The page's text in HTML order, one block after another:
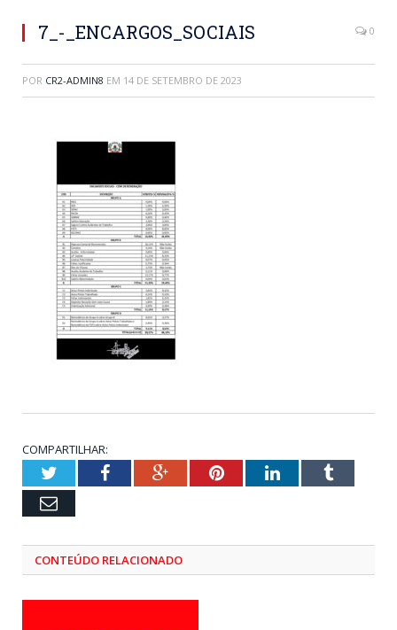
7_-_ENCARGOS_SOCIAIS 0
POR CR2-ADMIN8 EM 14 DE SETEMBRO DE 2023
COMPARTILHAR:
TwitterFacebookGoogle+PinterestLinkedInTumblr
Email
CONTEÚDO RELACIONADO